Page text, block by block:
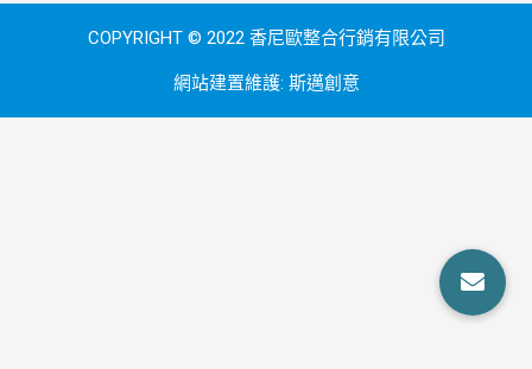
COPYRIGHT © 2022 香尼歐整合行銷有限公司
網站建置維護: 斯邁創意